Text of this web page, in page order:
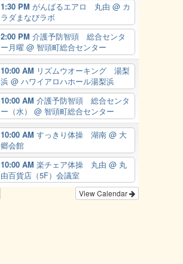
1:30 PM がんばるエアロ 丸由 @ カ
ラダまなびラボ
2:00 PM 介護予防智頭 総合センタ
ー月曜 @ 智頭町総合センター
10:00 AM リズムウオーキング 湯梨
浜 @ ハワイアロハホール湯梨浜
10:00 AM 介護予防智頭 総合センタ
ー（水） @ 智頭町総合センター
10:00 AM すっきり体操 湖南 @ 大
郷会館
10:00 AM 楽チェア体操 丸由 @ 丸
由百貨店（5F）会議室
View Calendar